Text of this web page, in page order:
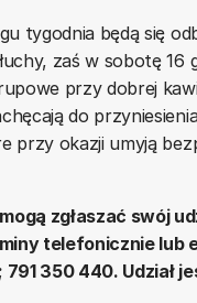
tygodnia będą się
zaś w sobotę 16
przy dobrej
do
przy okazji umyją
zgłaszać swój
telefonicznie lub
350 440. Udział